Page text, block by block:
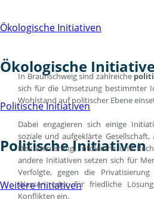
Ökologische Initiativen
Ökologische
Politische Initiativen
Politische Initiativen
Weitere Initiativen
In Braunschweig sind zahlreiche
sich für die Umsetzung bestimmter
Wohlstand auf politischer Ebene
Dabei engagieren sich einige
soziale und aufgeklärte
Diskriminierung, Intoleranz und
andere Initiativen setzen sich für
Verfolgte, gegen die
Wasser) oder für friedliche
Konflikten ein.